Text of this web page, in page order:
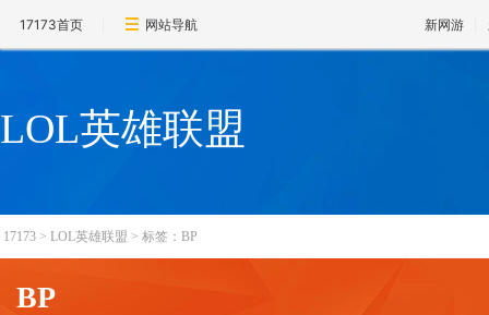
17173首页 网站导航 新网游
LOL英雄联盟
17173 > LOL英雄联盟 > 标签：BP
BP